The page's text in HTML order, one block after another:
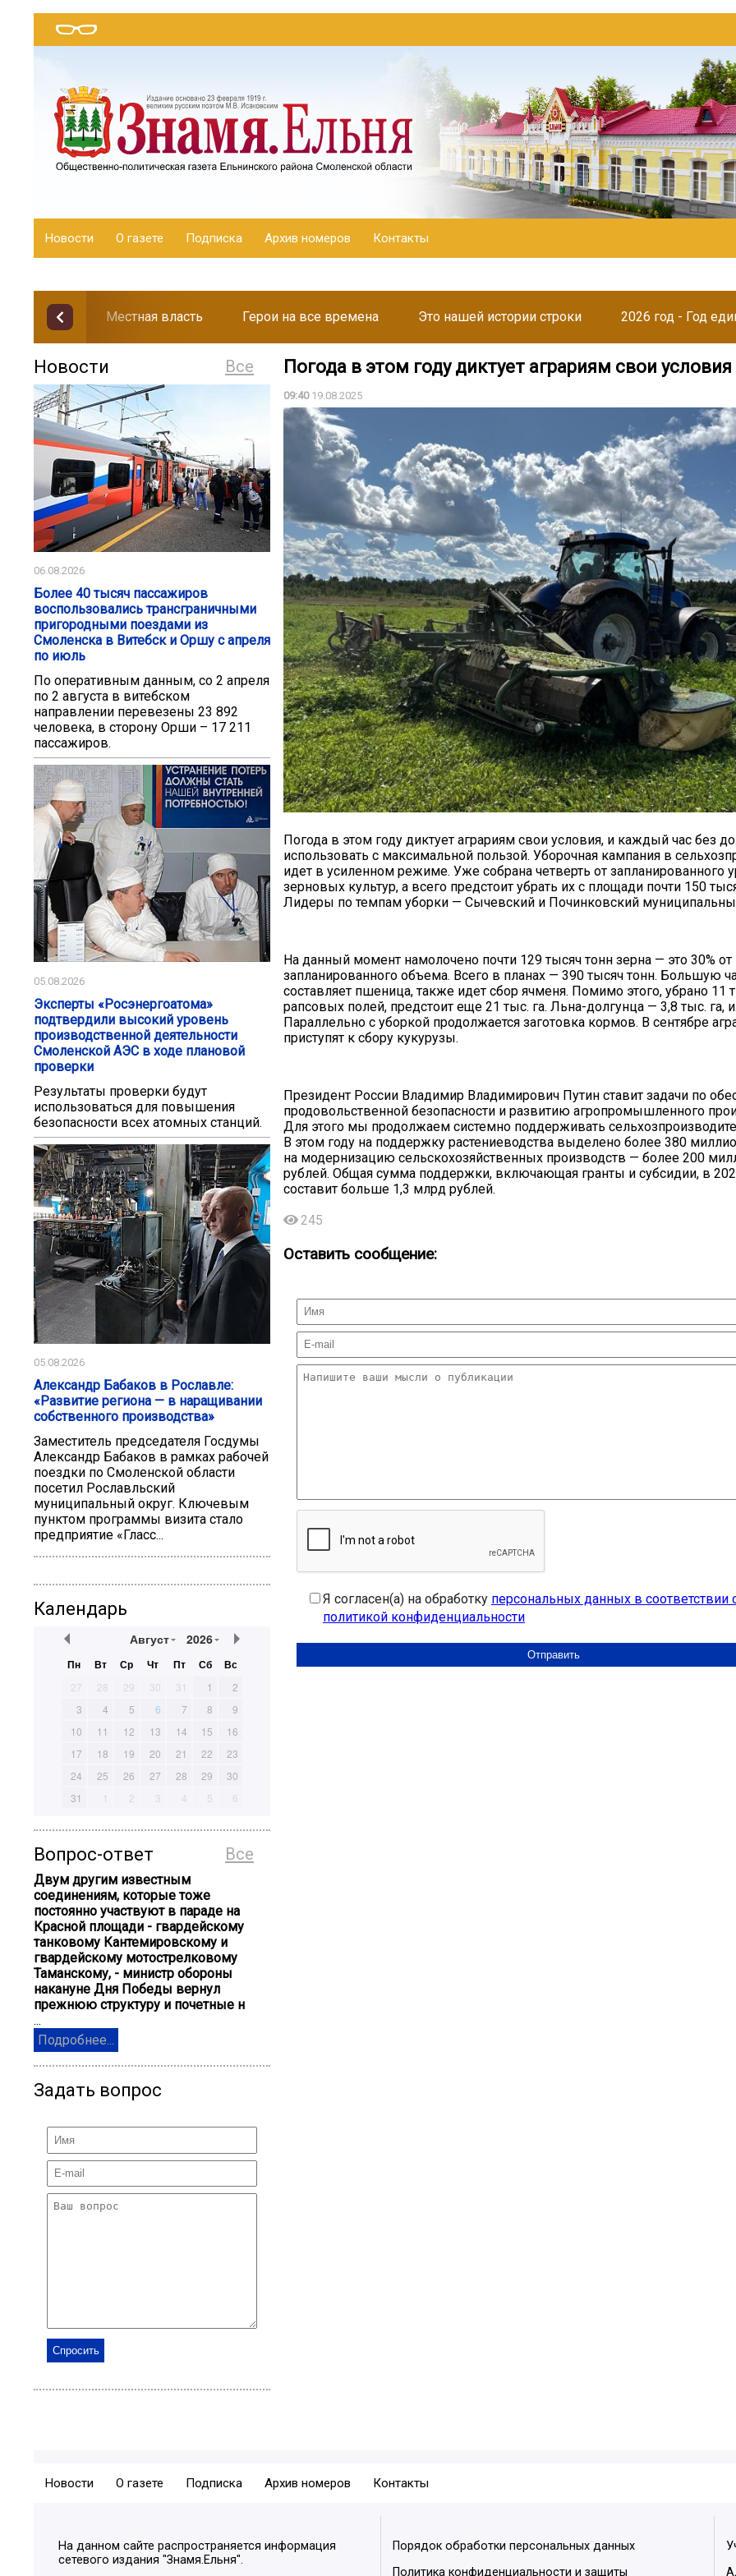
Новости О газете Подписка Архив номеров Контакты
Местная власть Герои на все времена Это нашей истории строки 2026 год - Год
Все
Новости
06.08.2026
Более 40 тысяч пассажиров
воспользовались трансграничными
пригородными поездами из
Смоленска в Витебск и Оршу с апреля
по июль
По оперативным данным, со 2 апреля
по 2 августа в витебском
направлении перевезены 23 892
человека, в сторону Орши – 17 211
пассажиров.
05.08.2026
Эксперты «Росэнергоатома»
подтвердили высокий уровень
производственной деятельности
Смоленской АЭС в ходе плановой
проверки
Результаты проверки будут
использоваться для повышения
безопасности всех атомных станций.
05.08.2026
Александр Бабаков в Рославле:
«Развитие региона — в наращивании
собственного производства»
Заместитель председателя Госдумы
Александр Бабаков в рамках рабочей
поездки по Смоленской области
посетил Рославльский
муниципальный округ. Ключевым
пунктом программы визита стало
предприятие «Гласс...
Календарь
Август 2026
Пн Вт Ср Чт Пт Сб Вс
27 28 29 30 31 1
2
3
4 5 6 7 8
9
10
11 12 13 14 15
16
17
18 19 20 21 22
23
24
25 26 27 28 29
30
31
1 2 3 4 5 6
Все
Вопрос-ответ
Двум другим известным
соединениям, которые тоже
постоянно участвуют в параде на
Красной площади - гвардейскому
танковому Кантемировскому и
гвардейскому мотострелковому
Таманскому, - министр обороны
накануне Дня Победы вернул
прежнюю структуру и почетные н
...
Подробнее...
Задать вопрос
Погода в этом году диктует аграриям свои условия
09:4019.08.2025
Погода в этом году диктует аграриям свои условия, и каждый час без
использовать с максимальной пользой. Уборочная кампания в
идет в усиленном режиме. Уже собрана четверть от запланированного
зерновых культур, а всего предстоит убрать их с площади почти 150
Лидеры по темпам уборки — Сычевский и Починковский
На данный момент намолочено почти 129 тысяч тонн зерна — это 30% от
запланированного объема. Всего в планах — 390 тысяч тонн. Большую
составляет пшеница, также идет сбор ячменя. Помимо этого, убрано 11
рапсовых полей, предстоит еще 21 тыс. га. Льна-долгунца — 3,8 тыс. га,
Параллельно с уборкой продолжается заготовка кормов. В сентябре
приступят к сбору кукурузы.
Президент России Владимир Владимирович Путин ставит задачи по
продовольственной безопасности и развитию агропромышленного
Для этого мы продолжаем системно поддерживать
В этом году на поддержку растениеводства выделено более 380
на модернизацию сельскохозяйственных производств — более 200
рублей. Общая сумма поддержки, включающая гранты и субсидии, в
составит больше 1,3 млрд рублей.
245
Оставить сообщение:
Я согласен(а) на обработку персональных данных в соответствии
политикой конфиденциальности
Новости О газете Подписка Архив номеров Контакты
На данном сайте распространяется информация
сетевого издания "Знамя.Ельня".
Порядок обработки персональных данных
Политика конфиденциальности и защиты